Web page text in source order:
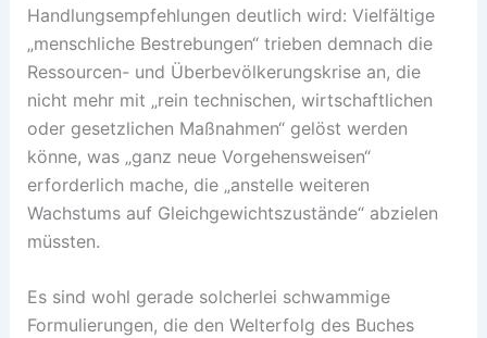
Handlungsempfehlungen deutlich wird: Vielfältige
„menschliche Bestrebungen“ trieben demnach die
Ressourcen- und Überbevölkerungskrise an, die
nicht mehr mit „rein technischen, wirtschaftlichen
oder gesetzlichen Maßnahmen“ gelöst werden
könne, was „ganz neue Vorgehensweisen“
erforderlich mache, die „anstelle weiteren
Wachstums auf Gleichgewichtszustände“ abzielen
müssten.
Es sind wohl gerade solcherlei schwammige
Formulierungen, die den Welterfolg des Buches